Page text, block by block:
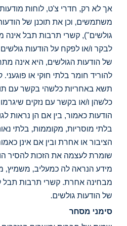
אך לא רק, חדרי צ'ט, לוחות
משתמשים, וכן את תוכנן של
גולשים"), קשרי תרבות תבל אינה
לבקר ו/או לפקח על הודעות
של הודעות הגולשים, היא אינה
להוריד חומר בלתי חוקי או
תשא באחריות כלשהי בקשר עם
כלשהן ו/או בקשר עם נזקים
הודעות כאמור, בין אם הן נראות
בלתי מוסריות, מקוממות, בלתי
הציבור או אחרת ובין אם אינן
שומרת לעצמה את הזכות להסיר
מידע הנראה לה כמעליב, משמיץ,
מבחינה אחרת. קשרי תרבות תבל
של הודעות גולשים.
סימני מסחר